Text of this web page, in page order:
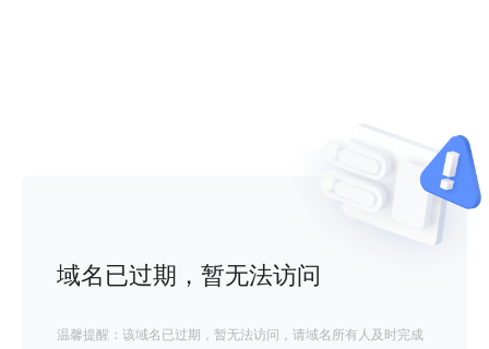
域名已过期，暂无法访问
温馨提醒：该域名已过期，暂无法访问，请域名所有人及时完成